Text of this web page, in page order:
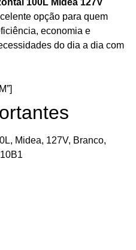
opção para quem
economia e
do dia a dia com